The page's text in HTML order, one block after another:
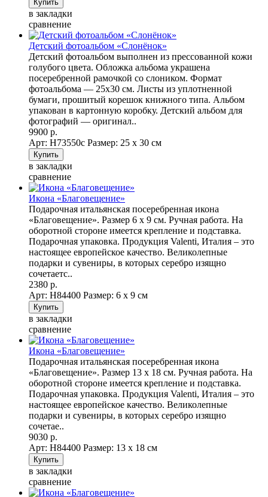
в закладки
сравнение
Детский фотоальбом «Слонёнок»
Детский фотоальбом выполнен из прессованной кожи
голубого цвета. Обложка альбома украшена
посеребренной рамочкой со слоником. Формат
фотоальбома — 25х30 см. Листы из уплотненной
бумаги, прошитый корешок книжного типа. Альбом
упакован в картонную коробку. Детский альбом для
фотографий — оригинал..
9900 р.
Арт: Н73550с Размер: 25 х 30 см
в закладки
сравнение
Икона «Благовещение»
Подарочная итальянская посеребренная икона
«Благовещение». Размер 6 х 9 см. Ручная работа. На
оборотной стороне имеется крепление и подставка.
Подарочная упаковка. Продукция Valenti, Италия – это
настоящее европейское качество. Великолепные
подарки и сувениры, в которых серебро изящно
сочетаетс..
2380 р.
Арт: Н84400 Размер: 6 х 9 см
в закладки
сравнение
Икона «Благовещение»
Подарочная итальянская посеребренная икона
«Благовещение». Размер 13 х 18 см. Ручная работа. На
оборотной стороне имеется крепление и подставка.
Подарочная упаковка. Продукция Valenti, Италия – это
настоящее европейское качество. Великолепные
подарки и сувениры, в которых серебро изящно
сочетае..
9030 р.
Арт: Н84400 Размер: 13 х 18 см
в закладки
сравнение